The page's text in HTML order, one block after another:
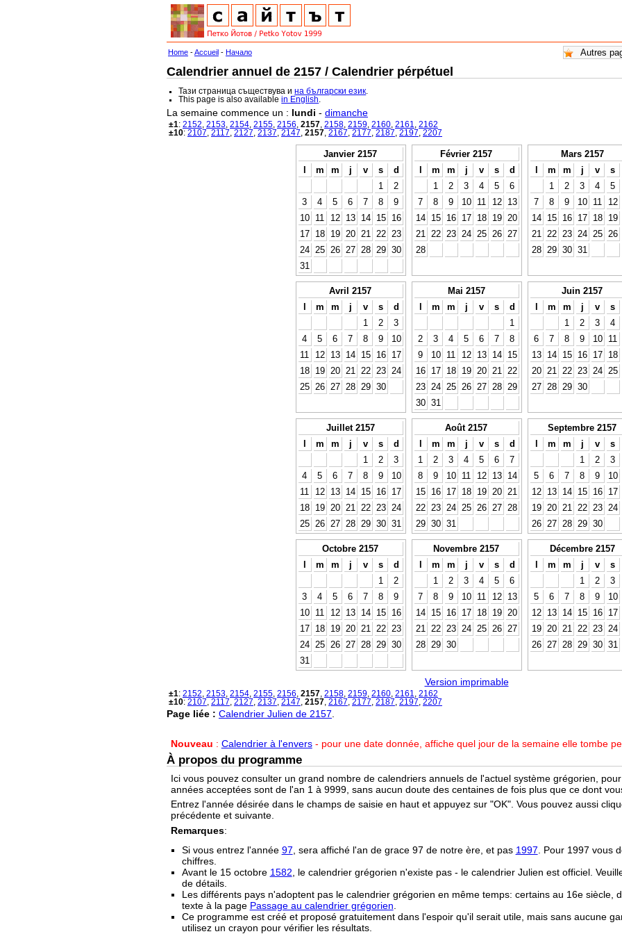
Home -Accueil - Начало
Calendrier annuel de 2157 / Calendrier pérpétuel
Тази страница съществува ина български език
This page is also availablein English
La semaine commence un : lundi - dimanche
±1: 2152 2153 2154 2155 2156 2157 2158 2159 2160 2161
2162
±10: 2107 2117 2127 2137 2147 2157 2167 2177 2187 2197 2207
Janvier 2157
l
m m j v s
d
1
2
3
4 5 6 7 8
9
10
11 12 13 14 15
16
17
18 19 20 21 22
23
24
25 26 27 28 29 30
31
Février 2157
l
m m j v s
d
1
2 3 4 5
6
7
8 9 10 11 12
13
14
15 16 17 18 19
20
21
22 23 24 25 26
27
28
Mars 2157
l
m m j v s
1
2 3 4 5
7
8 9 10 11 12
14
15 16 17 18 19
21
22 23 24 25 26
28
29 30 31
Avril 2157
l
m m j v s
d
1
2
3
4
5 6 7 8 9
10
11
12 13 14 15 16
17
18
19 20 21 22 23
24
25
26 27 28 29 30
Mai 2157
l
m m j v s
d
1
2
3 4 5 6 7
8
9
10 11 12 13 14
15
16
17 18 19 20 21
22
23
24 25 26 27 28
29
30 31
Juin 2157
l
m m j v s
1
2 3 4
6
7 8 9 10 11
13
14 15 16 17 18
20
21 22 23 24 25
27
28 29 30
Juillet 2157
l
m m j v s
d
1
2
3
4
5 6 7 8 9
10
11
12 13 14 15 16
17
18
19 20 21 22 23
24
25
26 27 28 29 30 31
Août 2157
l
m m j v s
d
1
2 3 4 5 6
7
8
9 10 11 12 13
14
15
16 17 18 19 20
21
22
23 24 25 26 27
28
29 30 31
Septembre 2157
l
m m j v s
1
2 3
5
6 7 8 9 10
12
13 14 15 16 17
19
20 21 22 23 24
26
27 28 29 30
Octobre 2157
l
m m j v s
d
1
2
3
4 5 6 7 8
9
10
11 12 13 14 15
16
17
18 19 20 21 22
23
24
25 26 27 28 29 30
31
Novembre 2157
l
m m j v s
d
1
2 3 4 5
6
7
8 9 10 11 12
13
14
15 16 17 18 19
20
21
22 23 24 25 26
27
28
29 30
Décembre 2157
l
m m j v s
1
2 3
5
6 7 8 9 10
12
13 14 15 16 17
19
20 21 22 23 24
26
27 28 29 30 31
Version imprimable
±1: 2152 2153 2154 2155 2156 2157 2158 2159 2160 2161
2162
±10: 2107 2117 2127 2137 2147 2157 2167 2177 2187 2197 2207
Page liée : Calendrier Julien de 2157
Nouveau : Calendrier à l'envers- pour une date donnée, affiche quel jour de la semaine elle tombe
À propos du programme
Ici vous pouvez consulter un grand nombre de calendriers annuels de l'actuel système grégorien,
années acceptées sont de l'an 1 à 9999, sans aucun doute des centaines de fois plus que ce dont
Entrez l'année désirée dans le champs de saisie en haut et appuyez sur "OK". Vous pouvez aussi
précédente et suivante.
Remarques:
Si vous entrez l'année 97 , sera affiché l'an de grace 97 de notre ère, et pas 1997 . Pour 1997 vous
chiffres.
Avant le 15 octobre 1582 , le calendrier grégorien n'existe pas - le calendrier Julien est officiel.
de détails.
Les différents pays n'adoptent pas le calendrier grégorien en même temps: certains au 16e siècle,
texte à la page Passage au calendrier grégorien
Ce programme est créé et proposé gratuitement dans l'espoir qu'il serait utile, mais sans aucune
utilisez un crayon pour vérifier les résultats.